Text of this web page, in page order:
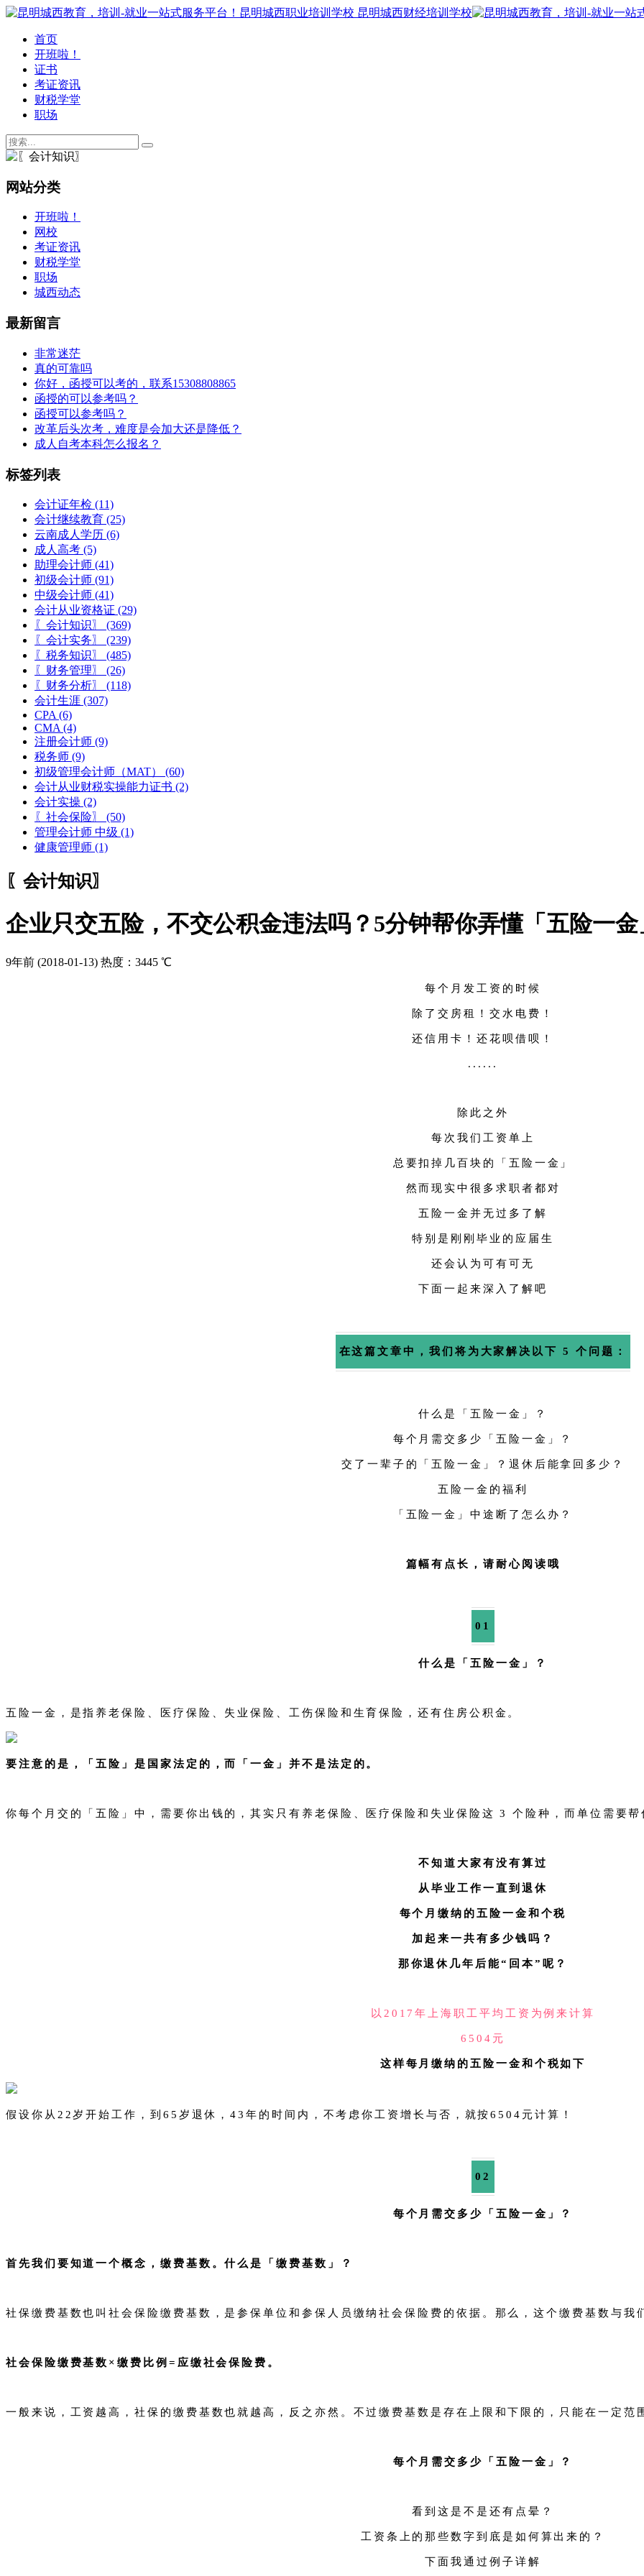
首页
开班啦！
证书
考证资讯
财税学堂
职场
网站分类
开班啦！
网校
考证资讯
财税学堂
职场
城西动态
最新留言
非常迷茫
真的可靠吗
你好，函授可以考的，联系15308808865
函授的可以参考吗？
函授可以参考吗？
改革后头次考，难度是会加大还是降低？
成人自考本科怎么报名？
标签列表
会计证年检 (11)
会计继续教育 (25)
云南成人学历 (6)
成人高考 (5)
助理会计师 (41)
初级会计师 (91)
中级会计师 (41)
会计从业资格证 (29)
〖会计知识〗
(369)
〖会计实务〗
(239)
〖税务知识〗
(485)
〖财务管理〗
(26)
〖财务分析〗
(118)
会计生涯 (307)
CPA (6)
CMA (4)
注册会计师 (9)
税务师 (9)
初级管理会计师（MAT）
(60)
会计从业财税实操能力证书 (2)
会计实操 (2)
〖社会保险〗
(50)
管理会计师 中级 (1)
健康管理师 (1)
〖会计知识〗
企业只交五险，不交公积金违法吗？5分钟帮你弄懂「五险一
9年前 (2018-01-13) 热度：3445 ℃
每个月发工资的时候
除了交房租！交水电费！
还信用卡！还花呗借呗！
......
除此之外
每次我们工资单上
总要扣掉几百块的「五险一金」
然而现实中很多求职者都对
五险一金并无过多了解
特别是刚刚毕业的应届生
还会认为可有可无
下面一起来深入了解吧
在这篇文章中，我们将为大家解决以下 5 个问题：
什么是「五险一金」？
每个月需交多少「五险一金」？
交了一辈子的「五险一金」？退休后能拿回多少？
五险一金的福利
「五险一金」中途断了怎么办？
篇幅有点长，请耐心阅读哦
01
什么是「五险一金」？
五险一金，是指养老保险、医疗保险、失业保险、工伤保险和生育保险，还有住房公积金。
要注意的是，「五险」是国家法定的，而「一金」并不是法定的。
你每个月交的「五险」中，需要你出钱的，其实只有养老保险、医疗保险和失业保险这 3 个险种，而单位需要
不知道大家有没有算过
从毕业工作一直到退休
每个月缴纳的五险一金和个税
加起来一共有多少钱吗？
那你退休几年后能“回本”呢？
以2017年上海职工平均工资为例来计算
6504元
这样每月缴纳的五险一金和个税如下
假设你从22岁开始工作，到65岁退休，43年的时间内，不考虑你工资增长与否，就按6504元计算！
02
每个月需交多少「五险一金」？
首先我们要知道一个概念，缴费基数。什么是「缴费基数」？
社保缴费基数也叫社会保险缴费基数，是参保单位和参保人员缴纳社会保险费的依据。那么，这个缴费基数与我
社会保险缴费基数×缴费比例=应缴社会保险费。
一般来说，工资越高，社保的缴费基数也就越高，反之亦然。不过缴费基数是存在上限和下限的，只能在一定范
每个月需交多少「五险一金」？
看到这是不是还有点晕？
工资条上的那些数字到底是如何算出来的？
下面我通过例子详解